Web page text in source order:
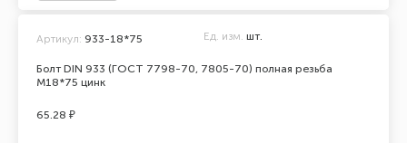
Болт DIN 933 (ГОСТ 7798-70, 7805-70) полная резьба
М18*75 цинк
Артикул: 933-18*75 Ед. изм. шт.
65.28 ₽